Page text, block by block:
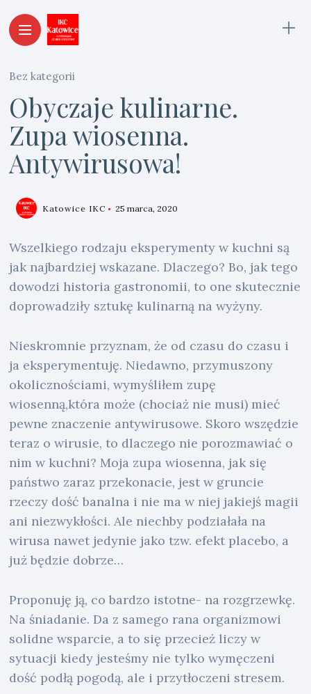
Bez kategorii
Obyczaje kulinarne.
Zupa wiosenna.
Antywirusowa!
Katowice IKC 25 marca, 2020
Wszelkiego rodzaju eksperymenty w kuchni są
jak najbardziej wskazane. Dlaczego? Bo, jak tego
dowodzi historia gastronomii, to one skutecznie
doprowadziły sztukę kulinarną na wyżyny.
Nieskromnie przyznam, że od czasu do czasu i
ja eksperymentuję. Niedawno, przymuszony
okolicznościami, wymyśliłem zupę
wiosenną,która może (chociaż nie musi) mieć
pewne znaczenie antywirusowe. Skoro wszędzie
teraz o wirusie, to dlaczego nie porozmawiać o
nim w kuchni? Moja zupa wiosenna, jak się
państwo zaraz przekonacie, jest w gruncie
rzeczy dość banalna i nie ma w niej jakiejś magii
ani niezwykłości. Ale niechby podziałała na
wirusa nawet jedynie jako tzw. efekt placebo, a
już będzie dobrze…
Proponuję ją, co bardzo istotne- na rozgrzewkę.
Na śniadanie. Da z samego rana organizmowi
solidne wsparcie, a to się przecież liczy w
sytuacji kiedy jesteśmy nie tylko wymęczeni
dość podłą pogodą, ale i przytłoczeni stresem.